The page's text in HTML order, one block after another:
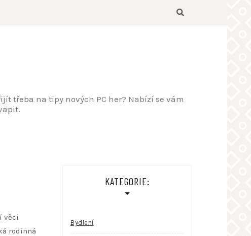
třeba na tipy nových PC her? Nabízí se vám
věci
rodinná
KATEGORIE:
Bydlení